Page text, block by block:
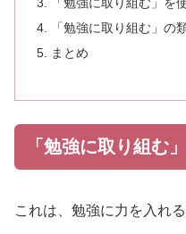
「勉強に取り組む」の
まとめ
「勉強に取り組む
これは、勉強に力を入れ